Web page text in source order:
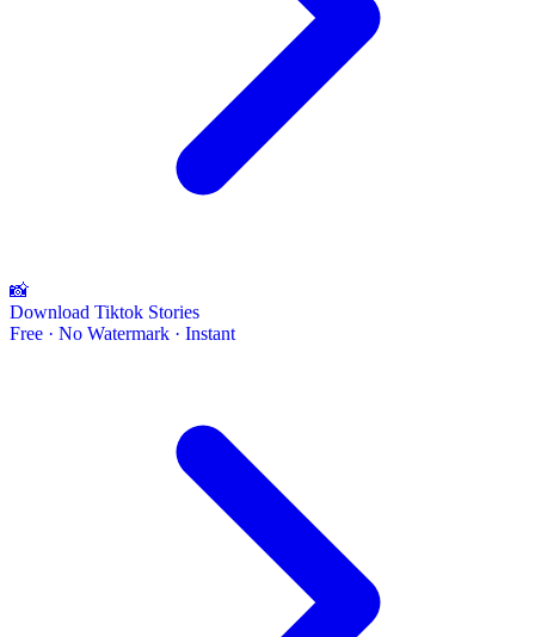
📸
Download Tiktok Stories
Free · No Watermark · Instant